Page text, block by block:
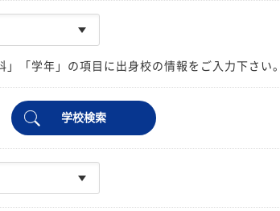
「学年」の項目に出身校の情報をご入力下さい。
学校検索